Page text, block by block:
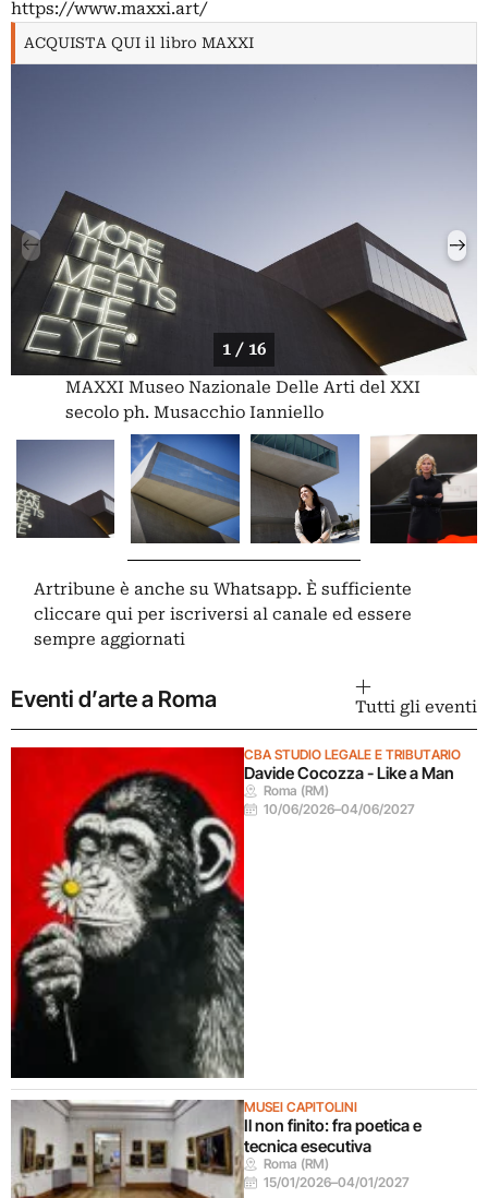
https://www.maxxi.art/
ACQUISTA QUI il libro MAXXI
1 / 16
MAXXI Museo Nazionale Delle Arti del XXI
secolo ph. Musacchio Ianniello
Artribune è anche su Whatsapp. È sufficiente
cliccare qui per iscriversi al canale ed essere
sempre aggiornati
Eventi d’arte a Roma Tutti gli eventi
CBA STUDIO LEGALE E TRIBUTARIO
Davide Cocozza - Like a Man
Roma (RM)
10/06/2026–04/06/2027
MUSEI CAPITOLINI
Il non finito: fra poetica e
tecnica esecutiva
Roma (RM)
15/01/2026–04/01/2027